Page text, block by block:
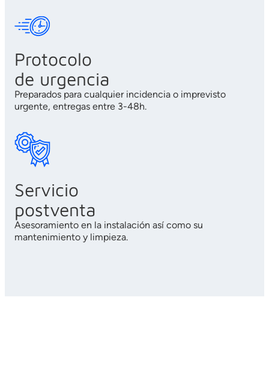
Protocolo
de urgencia
Preparados para cualquier incidencia o imprevisto
urgente, entregas entre 3-48h.
Servicio
postventa
Asesoramiento en la instalación así como su
mantenimiento y limpieza.